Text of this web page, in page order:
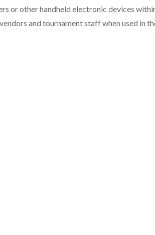
or other handheld electronic devices
and tournament staff when used in